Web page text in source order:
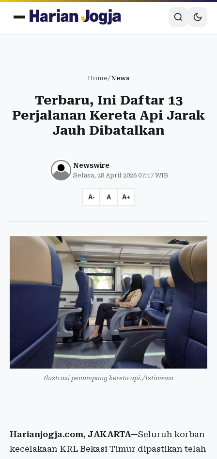
Home/News
Terbaru, Ini Daftar 13
Perjalanan Kereta Api Jarak
Jauh Dibatalkan
Newswire
Selasa, 28 April 2026 07:17 WIB
A- A A+
Ilustrasi penumpang kereta api./Istimewa
Harianjogja.com, JAKARTA—Seluruh korban
kecelakaan KRL Bekasi Timur dipastikan telah